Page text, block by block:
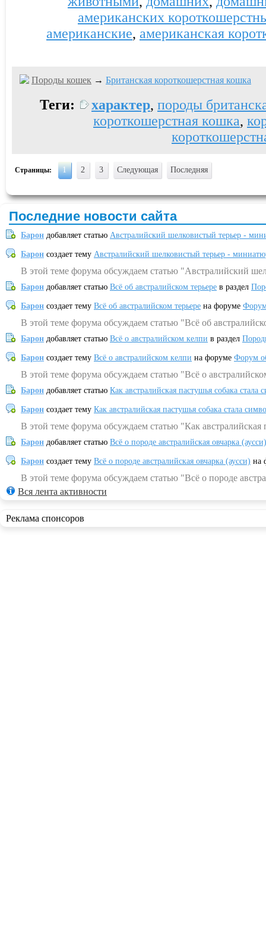
американских
американские, американская
Породы кошек → Британская короткошерстная кошка
Теги: характер, породы
короткошерстная кошка,
Страницы: 1 2 3 Следующая Последняя
Последние новости сайта
Барон добавляет статью Австралийский шелковистый терьер -
Барон создает тему Австралийский шелковистый терьер -
В этой теме форума обсуждаем статью "Австралийский
Барон добавляет статью Всё об австралийском терьере в раздел
Барон создает тему Всё об австралийском терьере на форуме
В этой теме форума обсуждаем статью "Всё об
Барон добавляет статью Всё о австралийском келпи в раздел
Барон создает тему Всё о австралийском келпи на форуме Форум
В этой теме форума обсуждаем статью "Всё о
Барон добавляет статью Как австралийская пастушья собака
Барон создает тему Как австралийская пастушья собака стала
В этой теме форума обсуждаем статью "Как
Барон добавляет статью Всё о породе австралийская овчарка (аусси)
Барон создает тему Всё о породе австралийская овчарка (аусси) на
В этой теме форума обсуждаем статью "Всё о породе
Вся лента активности
Реклама спонсоров